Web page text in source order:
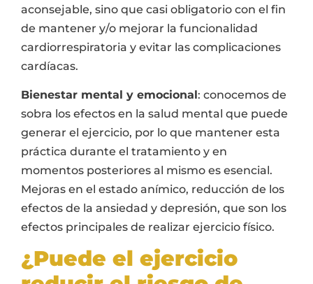
aconsejable, sino que casi obligatorio con el fin
de mantener y/o mejorar la funcionalidad
cardiorrespiratoria y evitar las complicaciones
cardíacas.
Bienestar mental y emocional: conocemos de
sobra los efectos en la salud mental que puede
generar el ejercicio, por lo que mantener esta
práctica durante el tratamiento y en
momentos posteriores al mismo es esencial.
Mejoras en el estado anímico, reducción de los
efectos de la ansiedad y depresión, que son los
efectos principales de realizar ejercicio físico.
¿Puede el ejercicio